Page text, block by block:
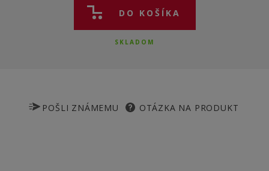
DO KOŠÍKA
SKLADOM
POŠLI ZNÁMEMU OTÁZKA NA PRODUKT